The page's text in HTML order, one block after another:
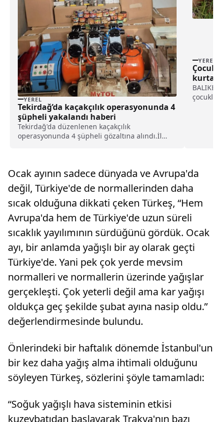
YEREL
Tekirdağ’da kaçakçılık operasyonunda 4
şüpheli yakalandı haberi
Tekirdağ'da düzenlenen kaçakçılık
operasyonunda 4 şüpheli gözaltına alındı.İl
önlenmesine yönelik çalış...
YEREL
Ocak ayının sadece dünyada ve Avrupa'da
değil, Türkiye'de de normallerinden daha
sıcak olduğuna dikkati çeken Türkeş, “Hem
Avrupa'da hem de Türkiye'de uzun süreli
sıcaklık yayılımının sürdüğünü gördük. Ocak
ayı, bir anlamda yağışlı bir ay olarak geçti
Türkiye'de. Yani pek çok yerde mevsim
normalleri ve normallerin üzerinde yağışlar
gerçekleşti. Çok yeterli değil ama kar yağışı
oldukça geç şekilde şubat ayına nasip oldu.”
değerlendirmesinde bulundu.
Önlerindeki bir haftalık dönemde İstanbul'un
bir kez daha yağış alma ihtimali olduğunu
söyleyen Türkeş, sözlerini şöyle tamamladı:
“Soğuk yağışlı hava sisteminin etkisi
kuzeybatıdan başlayarak Trakya'nın bazı